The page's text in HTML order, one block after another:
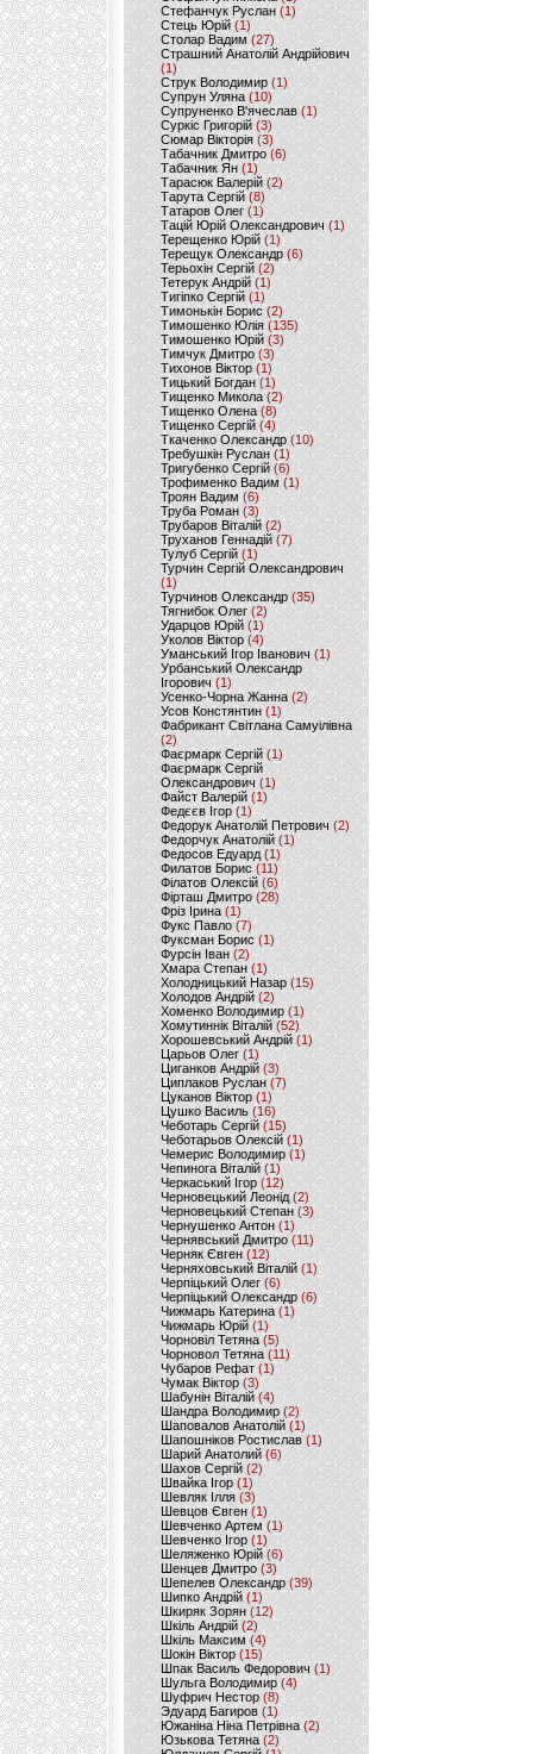
Стефанчук Руслан (1)
Стець Юрій (1)
Столар Вадим(27)
Страшний Анатолій Андрійович
(1)
Струк Володимир (1)
Супрун Уляна (10)
Супруненко В'ячеслав (1)
Суркіс Григорій (3)
Сюмар Вікторія (3)
Табачник Дмитро (6)
Табачник Ян(1)
Тарасюк Валерій (2)
Тарута Сергій (8)
Татаров Олег(1)
Тацій Юрій Олександрович(1)
Терещенко Юрій(1)
Терещук Олександр(6)
Терьохін Сергій (2)
Тетерук Андрій (1)
Тигіпко Сергій(1)
Тимонькін Борис (2)
Тимошенко Юлія (135)
Тимошенко Юрій(3)
Тимчук Дмитро (3)
Тихонов Віктор (1)
Тицький Богдан (1)
Тищенко Микола (2)
Тищенко Олена (8)
Тищенко Сергій (4)
Ткаченко Олександр (10)
Требушкін Руслан (1)
Тригубенко Сергій(6)
Трофименко Вадим (1)
Троян Вадим (6)
Труба Роман(3)
Трубаров Віталій (2)
Труханов Геннадій (7)
Тулуб Сергій(1)
Турчин Сергій Олександрович
(1)
Турчинов Олександр(35)
Тягнибок Олег (2)
Ударцов Юрій (1)
Уколов Віктор(4)
Уманський Ігор Іванович(1)
Урбанський Олександр
Ігорович (1)
Усенко-Чорна Жанна (2)
Усов Констянтин(1)
Фабрикант Світлана Самуілівна
(2)
Фаєрмарк Сергій(1)
Фаєрмарк Сергій
Олександрович (1)
Файст Валерій(1)
Федєєв Ігор (1)
Федорук Анатолій Петрович (2)
Федорчук Анатолій (1)
Федосов Едуард (1)
Филатов Борис (11)
Філатов Олексій (6)
Фірташ Дмитро (28)
Фріз Ірина (1)
Фукс Павло (7)
Фуксман Борис (1)
Фурсін Іван (2)
Хмара Степан(1)
Холодницький Назар(15)
Холодов Андрій (2)
Хоменко Володимир (1)
Хомутиннік Віталій (52)
Хорошевський Андрій (1)
Царьов Олег (1)
Циганков Андрій (3)
Циплаков Руслан(7)
Цуканов Віктор (1)
Цушко Василь (16)
Чеботарь Сергій (15)
Чеботарьов Олексій (1)
Чемерис Володимир (1)
Чепинога Віталій (1)
Черкаський Ігор (12)
Черновецький Леонід(2)
Черновецький Степан (3)
Чернушенко Антон (1)
Чернявський Дмитро(11)
Черняк Євген(12)
Черняховський Віталій (1)
Черпіцький Олег (6)
Черпіцький Олександр (6)
Чижмарь Катерина (1)
Чижмарь Юрій (1)
Чорновіл Тетяна (5)
Чорновол Тетяна (11)
Чубаров Рефат (1)
Чумак Віктор(3)
Шабунін Віталій (4)
Шандра Володимир (2)
Шаповалов Анатолій(1)
Шапошніков Ростислав(1)
Шарий Анатолий(6)
Шахов Сергій(2)
Швайка Ігор (1)
Шевляк Ілля (3)
Шевцов Євген (1)
Шевченко Артем(1)
Шевченко Ігор(1)
Шеляженко Юрій (6)
Шенцев Дмитро (3)
Шепелев Олександр (39)
Шипко Андрій(1)
Шкиряк Зорян(12)
Шкіль Андрій(2)
Шкіль Максим (4)
Шокін Віктор (15)
Шпак Василь Федорович (1)
Шульга Володимир (4)
Шуфрич Нестор(8)
Эдуард Багиров (1)
Южаніна Ніна Петрівна (2)
Юзькова Тетяна(2)